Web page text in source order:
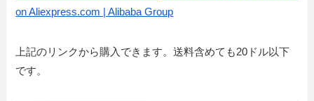
on Aliexpress.com | Alibaba Group
上記のリンクから購入できます。送料含めても20ドル以下
です。